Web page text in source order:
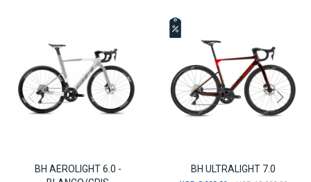
BH AEROLIGHT 6.0 -
BH ULTRALIGHT 7.0